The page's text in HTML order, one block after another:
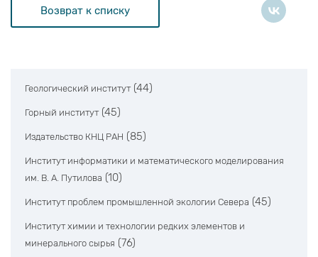
Возврат к списку
Геологический институт (44)
Горный институт (45)
Издательство КНЦ РАН (85)
Институт информатики и математического моделирования
им. В. А. Путилова (10)
Институт проблем промышленной экологии Севера (45)
Институт химии и технологии редких элементов и
минерального сырья (76)